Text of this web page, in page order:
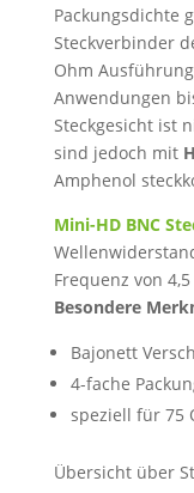
Packungsdichte
Steckverbinder
Ohm
Anwendungen
Steckgesicht ist
sind jedoch mit
Amphenol
Mini-HD BNC
Frequenz von
Besondere
Bajonett
4-fache
speziell für 75
Übersicht über